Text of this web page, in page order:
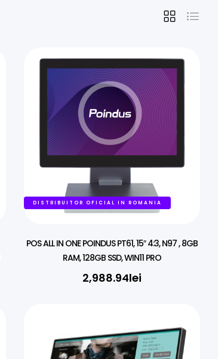
DISTRIBUITOR OFICIAL IN ROMANIA
POS ALL IN ONE POINDUS PT61, 15″ 4:3, N97 , 8GB
RAM, 128GB SSD, WIN11 PRO
2,988.94lei